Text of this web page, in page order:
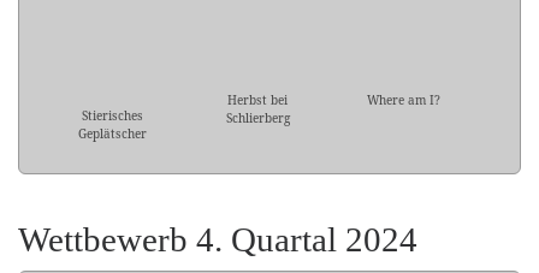
Stierisches
Geplätscher
Herbst bei
Schlierberg
Where am I?
Wettbewerb 4. Quartal 2024